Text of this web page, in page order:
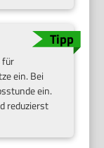
für
ein. Bei
ein.
reduzierst